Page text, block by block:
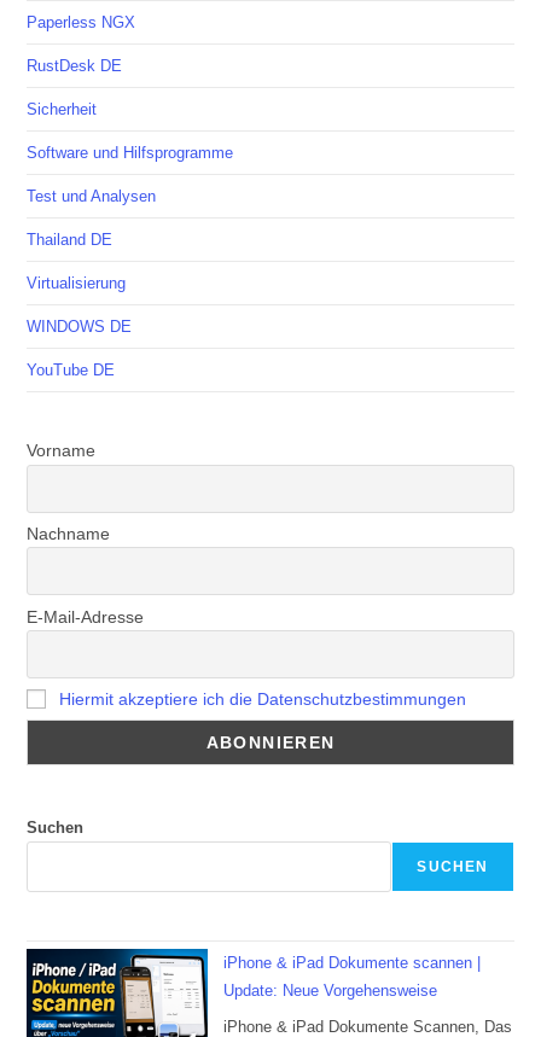
Paperless NGX
RustDesk DE
Sicherheit
Software und Hilfsprogramme
Test und Analysen
Thailand DE
Virtualisierung
WINDOWS DE
YouTube DE
Vorname
Nachname
E-Mail-Adresse
Hiermit akzeptiere ich die Datenschutzbestimmungen
Suchen
SUCHEN
iPhone & iPad Dokumente scannen |
Update: Neue Vorgehensweise
iPhone & iPad Dokumente Scannen, Das